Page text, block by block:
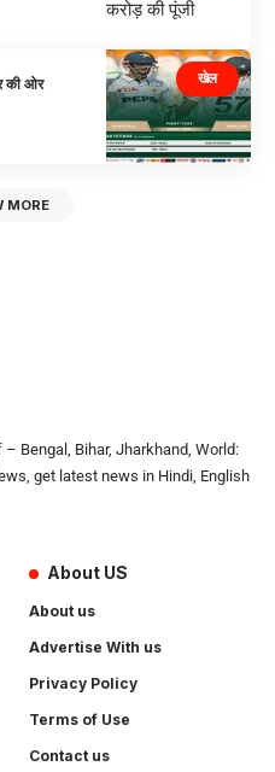
खेल
की ओर
MORE
Bengal, Bihar, Jharkhand, World:
get latest news in Hindi, English
About US
About us
Advertise With us
Privacy Policy
Terms of Use
Contact us